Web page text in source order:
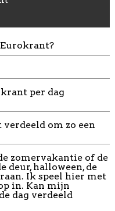
per dag
om zo een
zomervakantie of de
deur, halloween, de
Ik speel hier met
in. Kan mijn
dag verdeeld